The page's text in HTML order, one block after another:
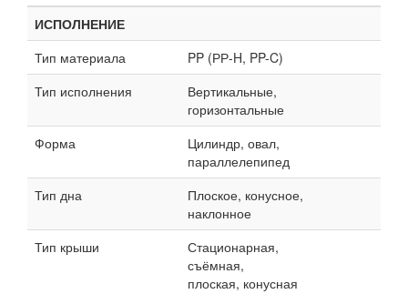
ИСПОЛНЕНИЕ
Тип материала
PP (РР-H, PP-C)
Тип исполнения
Вертикальные,
горизонтальные
Форма
Цилиндр, овал,
параллелепипед
Тип дна
Плоское, конусное,
наклонное
Тип крыши
Стационарная,
съёмная,
плоская, конусная